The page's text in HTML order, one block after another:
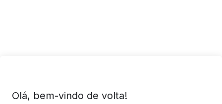
Olá, bem-vindo de volta!